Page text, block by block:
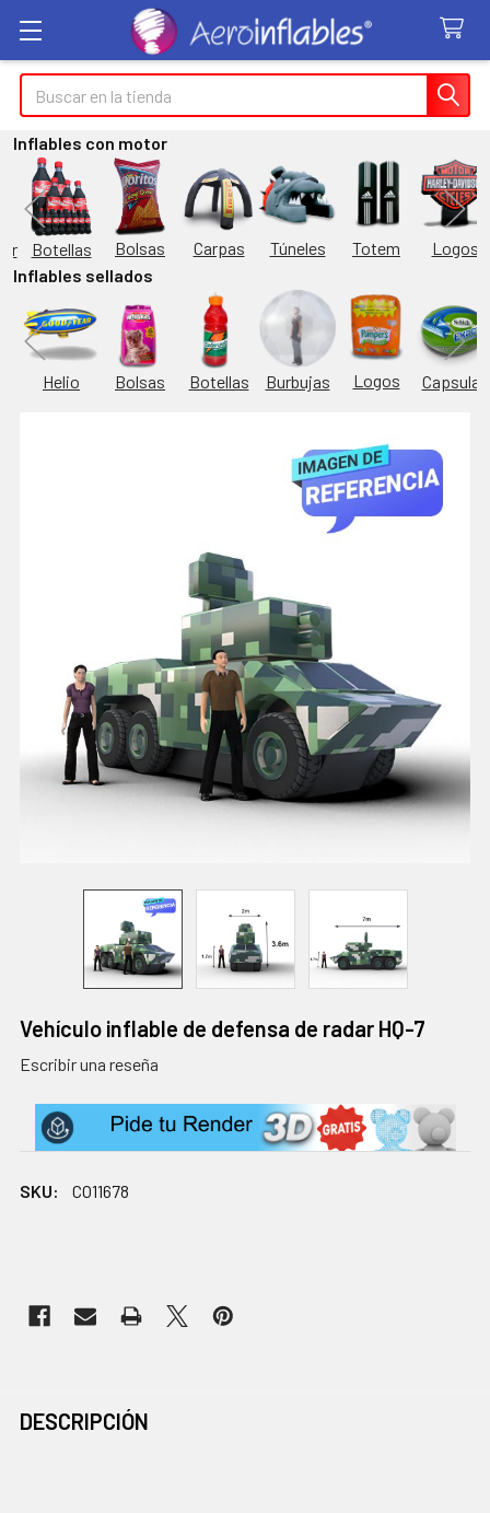
Buscar
Inflables con motor
Botellas Bolsas Carpas Túneles Totem
Logos
Inflables sellados
Helio Bolsas Botellas Burbujas Logos Capsulas
Vehículo inflable de defensa de radar HQ-7
Escribir una reseña
SKU: CO11678
ACTUALES:
JUNTOS
DESCRIPCIÓN